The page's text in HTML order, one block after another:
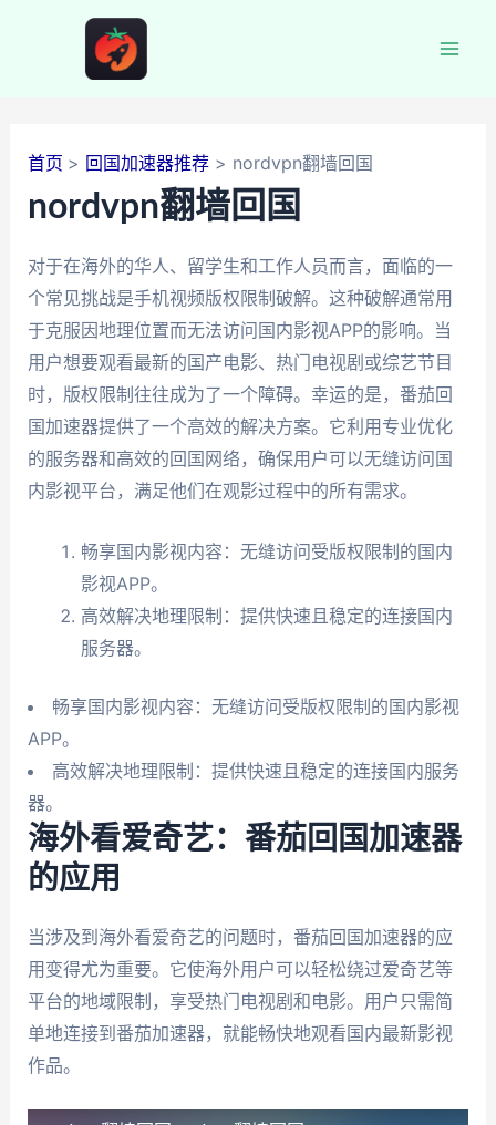
首页 回国加速器推荐 nordvpn翻墙回国
nordvpn翻墙回国
对于在海外的华人、留学生和工作人员而言，面临的一
个常见挑战是手机视频版权限制破解。这种破解通常用
于克服因地理位置而无法访问国内影视APP的影响。当
用户想要观看最新的国产电影、热门电视剧或综艺节目
时，版权限制往往成为了一个障碍。幸运的是，番茄回
国加速器提供了一个高效的解决方案。它利用专业优化
的服务器和高效的回国网络，确保用户可以无缝访问国
内影视平台，满足他们在观影过程中的所有需求。
畅享国内影视内容：无缝访问受版权限制的国内
影视APP。
高效解决地理限制：提供快速且稳定的连接国内
服务器。
畅享国内影视内容：无缝访问受版权限制的国内影视
APP。
高效解决地理限制：提供快速且稳定的连接国内服务
器。
海外看爱奇艺：番茄回国加速器
的应用
当涉及到海外看爱奇艺的问题时，番茄回国加速器的应
用变得尤为重要。它使海外用户可以轻松绕过爱奇艺等
平台的地域限制，享受热门电视剧和电影。用户只需简
单地连接到番茄加速器，就能畅快地观看国内最新影视
作品。